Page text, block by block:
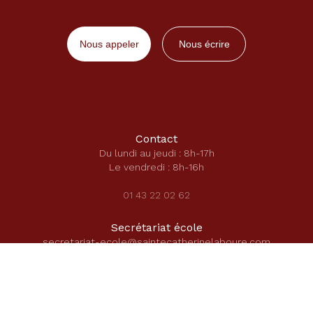
Nous appeler Nous écrire
Contact
Du lundi au jeudi : 8h-17h
Le vendredi : 8h-16h
01 43 22 02 62
Secrétariat école
secretariat-ecole@saintecatherinelaboure.com